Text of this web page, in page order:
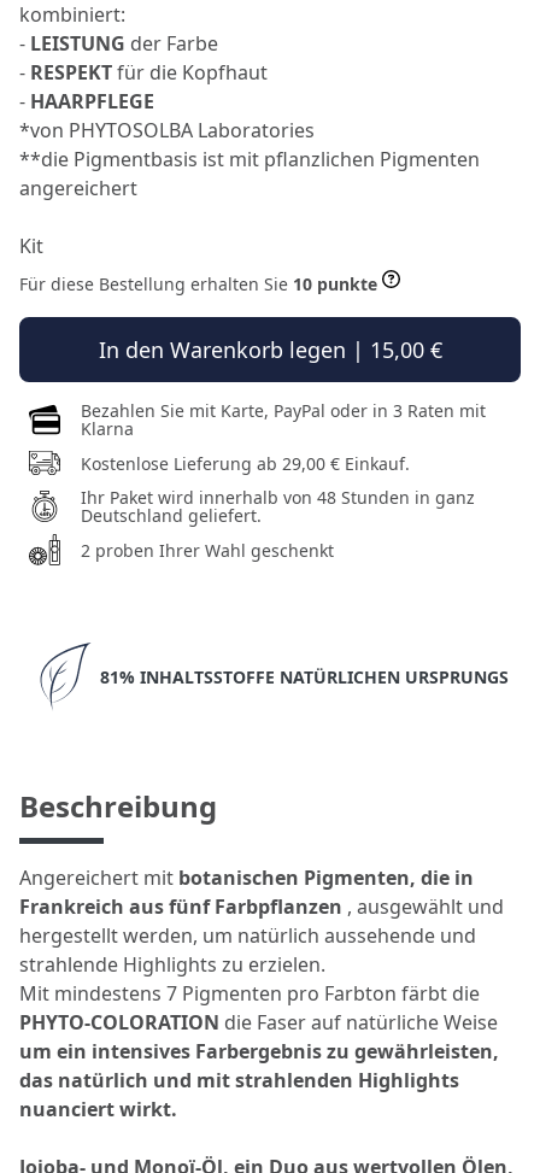
kombiniert:
- LEISTUNG der Farbe
- RESPEKTfür die Kopfhaut
- HAARPFLEGE
*von PHYTOSOLBA Laboratories
**die Pigmentbasis ist mit pflanzlichen Pigmenten
angereichert
Kit
Für diese Bestellung erhalten Sie 10 punkte
In den Warenkorb legen | 15,00 €
Bezahlen Sie mit Karte, PayPal oder in 3 Raten mit
Klarna
Kostenlose Lieferung ab 29,00 € Einkauf.
Ihr Paket wird innerhalb von 48 Stunden in ganz
Deutschland geliefert.
2 proben Ihrer Wahl geschenkt
81% INHALTSSTOFFE NATÜRLICHEN URSPRUNGS
Beschreibung
Angereichert mit botanischen Pigmenten, die in
Frankreich aus fünf Farbpflanzen , ausgewählt und
hergestellt werden, um natürlich aussehende und
strahlende Highlights zu erzielen.
Mit mindestens 7 Pigmenten pro Farbton färbt die
PHYTO-COLORATION die Faser auf natürliche Weise
um ein intensives Farbergebnis zu gewährleisten,
das natürlich und mit strahlenden Highlights
nuanciert wirkt.
Jojoba- und Monoï-Öl, ein Duo aus wertvollen Ölen,